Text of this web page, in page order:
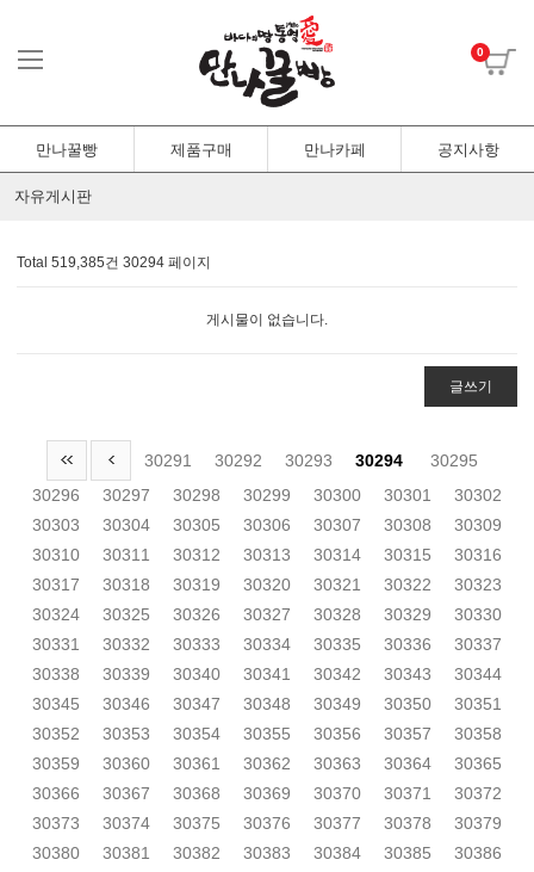
0
만나꿀빵 제품구매 만나카페 공지사항
자유게시판
Total 519,385건 30294 페이지
게시물이 없습니다.
글쓰기
30291 30292 30293 30294
30295
30296
30297 30298 30299 30300 30301
30302
30303
30304 30305 30306 30307 30308
30309
30310
30311 30312 30313 30314 30315
30316
30317
30318 30319 30320 30321 30322
30323
30324
30325 30326 30327 30328 30329
30330
30331
30332 30333 30334 30335 30336
30337
30338
30339 30340 30341 30342 30343
30344
30345
30346 30347 30348 30349 30350
30351
30352
30353 30354 30355 30356 30357
30358
30359
30360 30361 30362 30363 30364
30365
30366
30367 30368 30369 30370 30371
30372
30373
30374 30375 30376 30377 30378
30379
30380
30381 30382 30383 30384 30385
30386